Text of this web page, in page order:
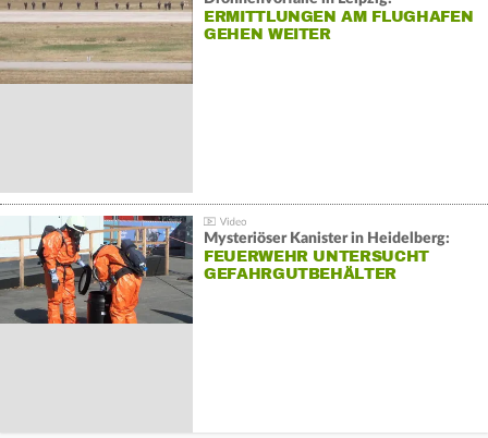
ERMITTLUNGEN AM FLUGHAFEN
GEHEN WEITER
Mysteriöser Kanister in Heidelberg:
FEUERWEHR UNTERSUCHT
GEFAHRGUTBEHÄLTER